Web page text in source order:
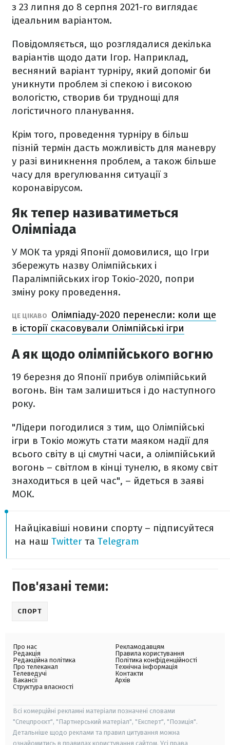
з 23 липня до 8 серпня 2021-го виглядає
ідеальним варіантом.
Повідомляється, що розглядалися декілька
варіантів щодо дати Ігор. Наприклад,
весняний варіант турніру, який допоміг би
уникнути проблем зі спекою і високою
вологістю, створив би труднощі для
логістичного планування.
Крім того, проведення турніру в більш
пізній термін дасть можливість для маневру
у разі виникнення проблем, а також більше
часу для врегулювання ситуації з
коронавірусом.
Як тепер називатиметься
Олімпіада
У МОК та уряді Японії домовилися, що Ігри
збережуть назву Олімпійських і
Паралімпійських ігор Токіо-2020, попри
зміну року проведення.
ЦЕ ЦІКАВО
Олімпіаду-2020 перенесли: коли ще
в історії скасовували Олімпійські ігри
А як щодо олімпійського вогню
19 березня до Японії прибув олімпійський
вогонь. Він там залишиться і до наступного
року.
"Лідери погодилися з тим, що Олімпійські
ігри в Токіо можуть стати маяком надії для
всього світу в ці смутні часи, а олімпійський
вогонь – світлом в кінці тунелю, в якому світ
знаходиться в цей час", – йдеться в заяві
МОК.
Найцікавіші новини спорту – підписуйтеся
на наш Twitter та Telegram
Пов'язані теми:
СПОРТ
Про нас
Редакція
Редакційна політика
Про телеканал
Телеведучі
Вакансії
Структура власності
Рекламодавцям
Правила користування
Політика конфіденційності
Технічна інформація
Контакти
Архів
Всі комерційні рекламні матеріали позначені словами
"Спецпроєкт", "Партнерський матеріал", "Експерт", "Позиція".
Детальніше щодо реклами та правил цитування можна
ознайомитись в правилах користування сайтом. Усі права